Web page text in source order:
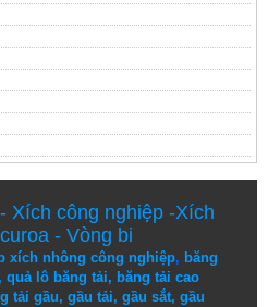
- Xích công nghiệp-Xích
- Vòng bi
xích nhông công nghiệp, băng
,quả lô băng tải, băng tải cao
tải gầu, gầu tải, gầu sắt, gầu